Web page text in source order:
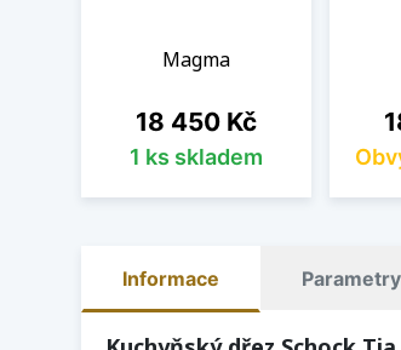
Magma
Cena
18 450 Kč
1 ks skladem
Informace